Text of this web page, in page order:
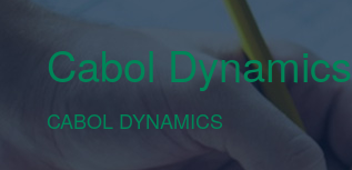
Cabol Dynamics
CABOL DYNAMICS